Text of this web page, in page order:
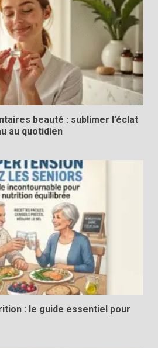
beauté : sublimer l’éclat
au quotidien
: le guide essentiel pour